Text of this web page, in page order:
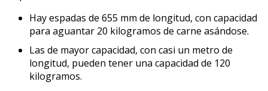
Hay espadas de 655 mm de longitud, con capacidad
para aguantar 20 kilogramos de carne asándose.
Las de mayor capacidad, con casi un metro de
longitud, pueden tener una capacidad de 120
kilogramos.